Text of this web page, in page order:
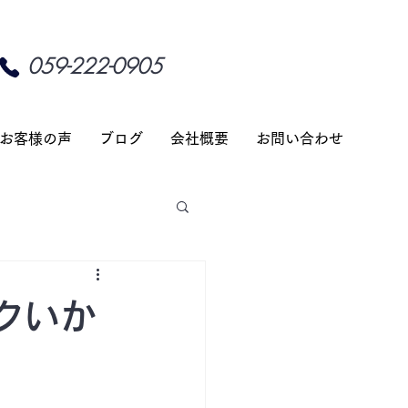
059-222-0905
お客様の声 ブログ 会社概要 お問い合わせ
いか